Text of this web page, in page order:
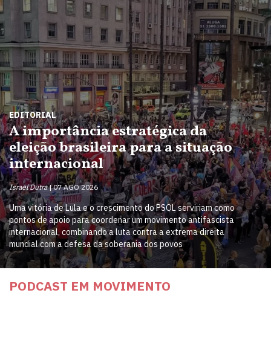
EDITORIAL
A importância estratégica da
eleição brasileira para a situação
internacional
Israel Dutra 07 AGO 2026
Uma vitória de Lula e o crescimento do PSOL serviriam como
pontos de apoio para coordenar um movimento antifascista
internacional, combinando a luta contra a extrema direita
mundial com a defesa da soberania dos povos
PODCAST EM MOVIMENTO